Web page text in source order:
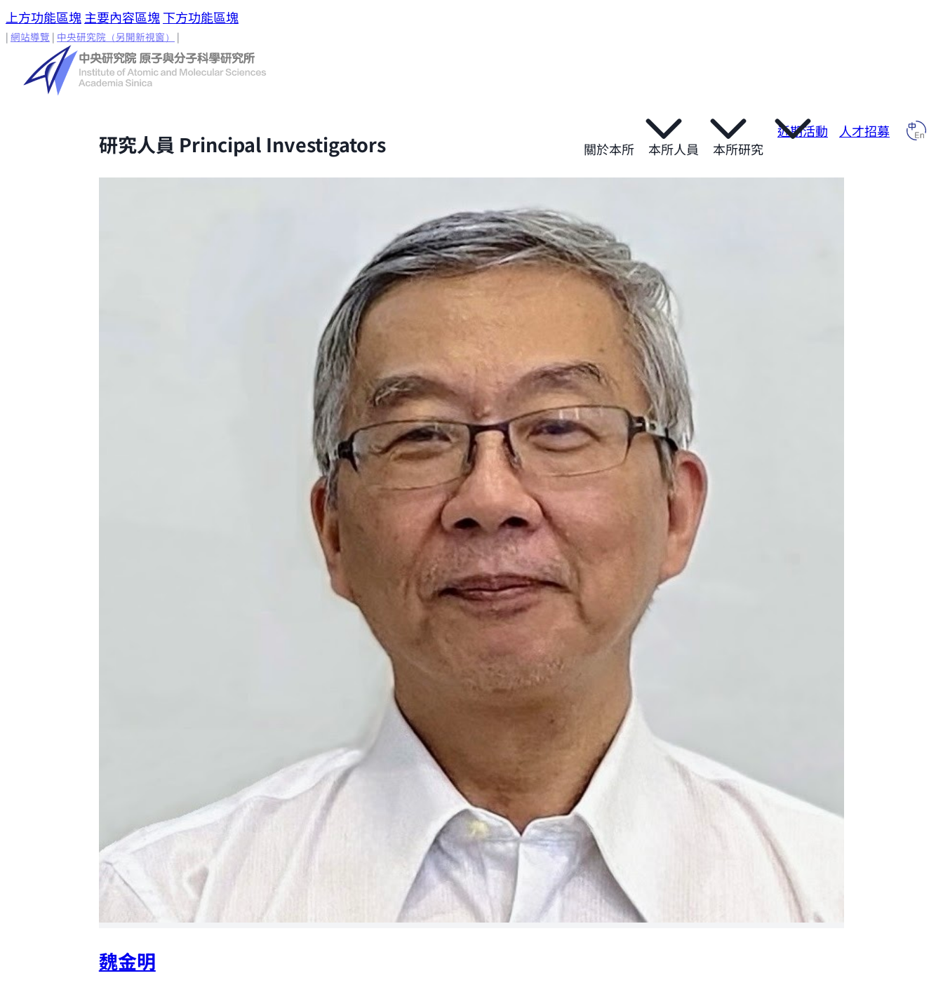
上方功能區塊 主要內容區塊 下方功能區塊
| 網站導覽 | 中央研究院 （另開新視窗） |
關於本所 本所人員 本所研究
近期活動 人才招募
研究人員 Principal Investigators
魏金明